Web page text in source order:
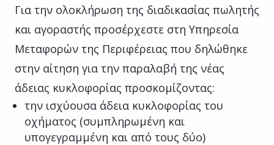
Για την ολοκλήρωση της διαδικασίας πωλητής
και αγοραστής προσέρχεστε στη Υπηρεσία
Μεταφορών της Περιφέρειας που δηλώθηκε
στην αίτηση για την παραλαβή της νέας
άδειας κυκλοφορίας προσκομίζοντας:
την ισχύουσα άδεια κυκλοφορίας του
οχήματος (συμπληρωμένη και
υπογεγραμμένη και από τους δύο)